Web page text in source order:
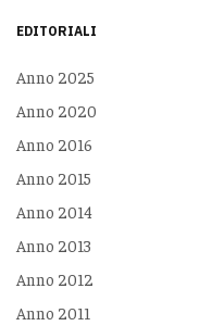
EDITORIALI
Anno 2025
Anno 2020
Anno 2016
Anno 2015
Anno 2014
Anno 2013
Anno 2012
Anno 2011